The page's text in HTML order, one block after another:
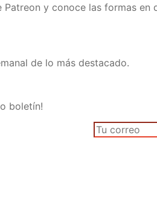
Patreon y conoce las formas en
de lo más destacado.
boletín!